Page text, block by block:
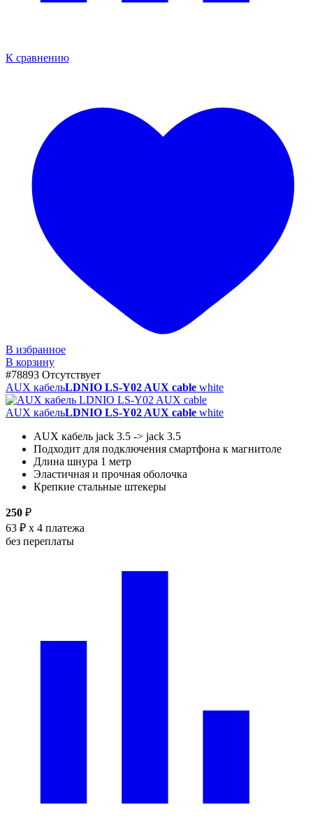
К сравнению
В избранное
В корзину
#78893 Отсутствует
AUX кабельLDNIO LS-Y02 AUX cable white
AUX кабельLDNIO LS-Y02 AUX cable white
AUX кабель jack 3.5 -> jack 3.5
Подходит для подключения смартфона к магнитоле
Длина шнура 1 метр
Эластичная и прочная оболочка
Крепкие стальные штекеры
250 ₽
63 ₽ x 4 платежа
без переплаты